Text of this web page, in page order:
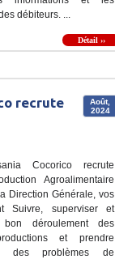
débiteurs. ...
Détail ››
Août,
2024
recrute
Cocorico recrute
Agroalimentaire
Direction Générale, vos
Suivre, superviser et
déroulement des
et prendre
des problèmes de